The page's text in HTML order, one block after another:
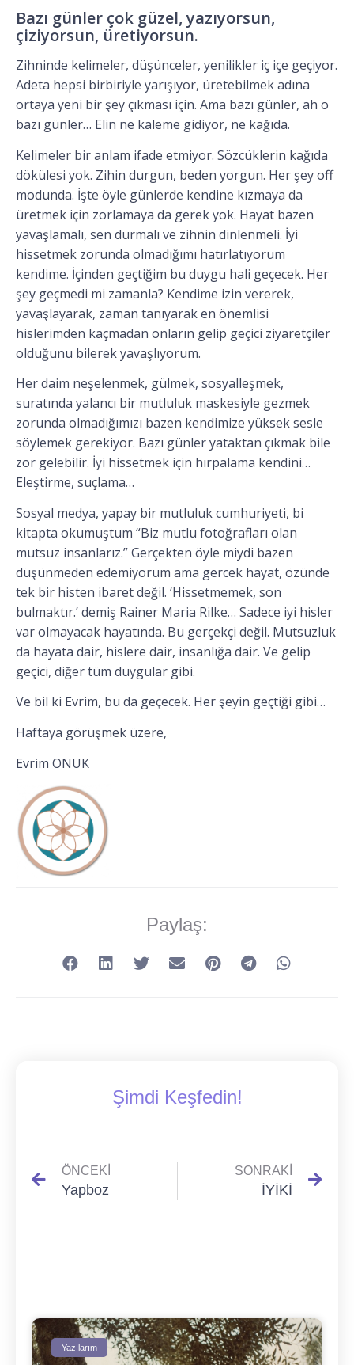
Bazı günler çok güzel, yazıyorsun,
çiziyorsun, üretiyorsun.
Zihninde kelimeler, düşünceler, yenilikler iç içe geçiyor.
Adeta hepsi birbiriyle yarışıyor, üretebilmek adına
ortaya yeni bir şey çıkması için. Ama bazı günler, ah o
bazı günler… Elin ne kaleme gidiyor, ne kağıda.
Kelimeler bir anlam ifade etmiyor. Sözcüklerin kağıda
dökülesi yok. Zihin durgun, beden yorgun. Her şey off
modunda. İşte öyle günlerde kendine kızmaya da
üretmek için zorlamaya da gerek yok. Hayat bazen
yavaşlamalı, sen durmalı ve zihnin dinlenmeli. İyi
hissetmek zorunda olmadığımı hatırlatıyorum
kendime. İçinden geçtiğim bu duygu hali geçecek. Her
şey geçmedi mi zamanla? Kendime izin vererek,
yavaşlayarak, zaman tanıyarak en önemlisi
hislerimden kaçmadan onların gelip geçici ziyaretçiler
olduğunu bilerek yavaşlıyorum.
Her daim neşelenmek, gülmek, sosyalleşmek,
suratında yalancı bir mutluluk maskesiyle gezmek
zorunda olmadığımızı bazen kendimize yüksek sesle
söylemek gerekiyor. Bazı günler yataktan çıkmak bile
zor gelebilir. İyi hissetmek için hırpalama kendini…
Eleştirme, suçlama…
Sosyal medya, yapay bir mutluluk cumhuriyeti, bi
kitapta okumuştum “Biz mutlu fotoğrafları olan
mutsuz insanlarız.” Gerçekten öyle miydi bazen
düşünmeden edemiyorum ama gercek hayat, özünde
tek bir histen ibaret değil. ‘Hissetmemek, son
bulmaktır.’ demiş Rainer Maria Rilke… Sadece iyi hisler
var olmayacak hayatında. Bu gerçekçi değil. Mutsuzluk
da hayata dair, hislere dair, insanlığa dair. Ve gelip
geçici, diğer tüm duygular gibi.
Ve bil ki Evrim, bu da geçecek. Her şeyin geçtiği gibi…
Haftaya görüşmek üzere,
Evrim ONUK
Paylaş:
Şimdi Keşfedin!
ÖNCEKI
Yapboz
SONRAKI
İYİKİ
Yazılarım